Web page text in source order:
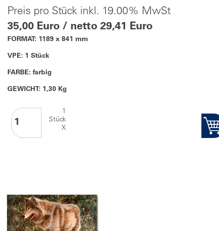
Preis pro Stück inkl. 19.00% MwSt
35,00 Euro / netto 29,41 Euro
FORMAT: 1189 x 841 mm
VPE: 1 Stück
FARBE: farbig
GEWICHT: 1,30 Kg
1
Stück
X